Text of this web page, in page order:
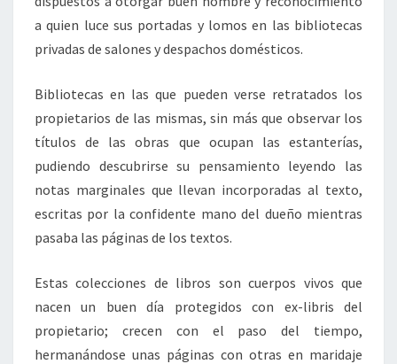
a quien luce sus portadas y lomos en las bibliotecas
privadas de salones y despachos domésticos.
Bibliotecas en las que pueden verse retratados los
propietarios de las mismas, sin más que observar los
títulos de las obras que ocupan las estanterías,
pudiendo descubrirse su pensamiento leyendo las
notas marginales que llevan incorporadas al texto,
escritas por la confidente mano del dueño mientras
pasaba las páginas de los textos.
Estas colecciones de libros son cuerpos vivos que
nacen un buen día protegidos con ex-libris del
propietario; crecen con el paso del tiempo,
hermanándose unas páginas con otras en maridaje